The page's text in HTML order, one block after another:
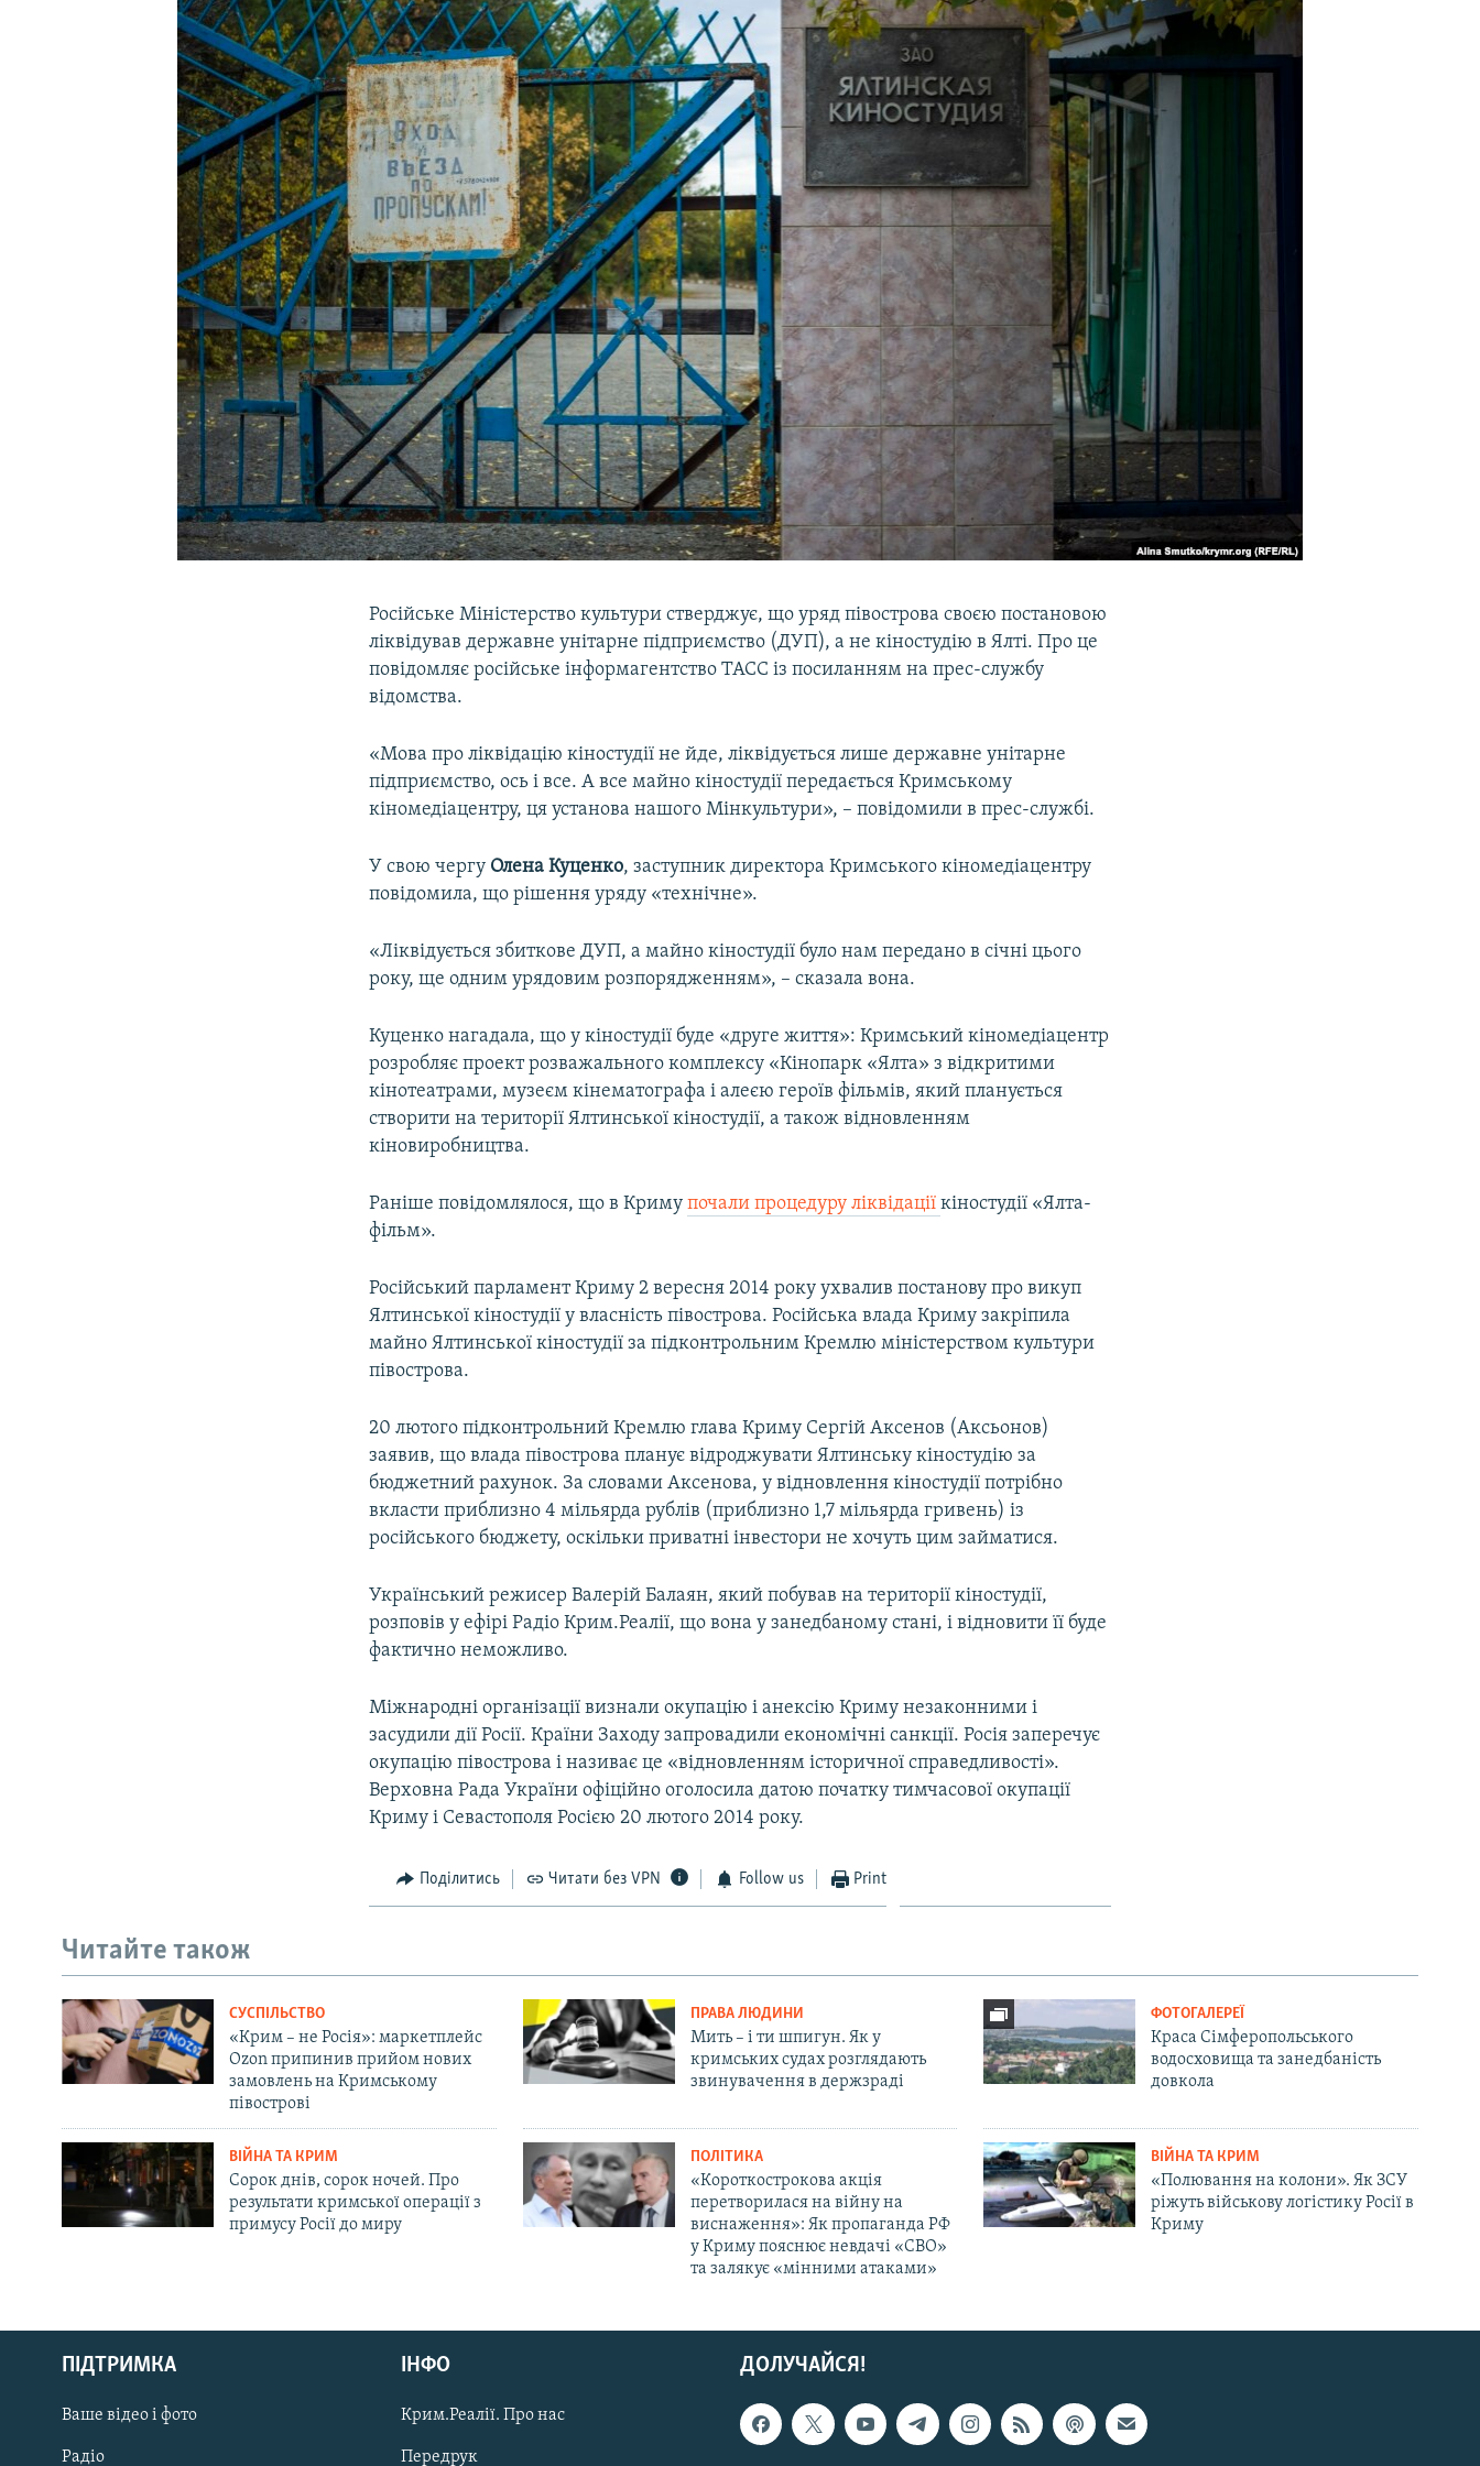
УКРАЇНСЬКА ПРОБЛЕМА КРИМУ
Русский
Qırımtatar
ДОЛУЧАЙСЯ!
Російське Міністерство культури стверджує, що уряд півострова своєю постановою
ліквідував державне унітарне підприємство (ДУП), а не кіностудію в Ялті. Про це
повідомляє російське інформагентство ТАСС із посиланням на прес-службу
відомства.
«Мова про ліквідацію кіностудії не йде, ліквідується лише державне унітарне
підприємство, ось і все. А все майно кіностудії передається Кримському
кіномедіацентру, ця установа нашого Мінкультури», – повідомили в прес-службі.
У свою чергу Олена Куценко, заступник директора Кримського кіномедіацентру
повідомила, що рішення уряду «технічне».
«Ліквідується збиткове ДУП, а майно кіностудії було нам передано в січні цього
року, ще одним урядовим розпорядженням», – сказала вона.
Куценко нагадала, що у кіностудії буде «друге життя»: Кримський кіномедіацентр
розробляє проект розважального комплексу «Кінопарк «Ялта» з відкритими
кінотеатрами, музеєм кінематографа і алеєю героїв фільмів, який планується
створити на території Ялтинської кіностудії, а також відновленням
кіновиробництва.
Раніше повідомлялося, що в Кримупочали процедуру ліквідаціїкіностудії «Ялта-
фільм».
Російський парламент Криму 2 вересня 2014 року ухвалив постанову про викуп
Ялтинської кіностудії у власність півострова. Російська влада Криму закріпила
майно Ялтинської кіностудії за підконтрольним Кремлю міністерством культури
півострова.
20 лютого підконтрольний Кремлю глава Криму Сергій Аксенов (Аксьонов)
заявив, що влада півострова планує відроджувати Ялтинську кіностудію за
бюджетний рахунок. За словами Аксенова, у відновлення кіностудії потрібно
вкласти приблизно 4 мільярда рублів (приблизно 1,7 мільярда гривень) із
російського бюджету, оскільки приватні інвестори не хочуть цим займатися.
Український режисер Валерій Балаян, який побував на території кіностудії,
розповів у ефірі Радіо Крим.Реалії, що вона у занедбаному стані, і відновити її буде
фактично неможливо.
Міжнародні організації визнали окупацію і анексію Криму незаконними і
засудили дії Росії. Країни Заходу запровадили економічні санкції. Росія заперечує
окупацію півострова і називає це «відновленням історичної справедливості».
Верховна Рада України офіційно оголосила датою початку тимчасової окупації
Криму і Севастополя Росією 20 лютого 2014 року.
Поділитись Читати без VPN Follow us Print
Читайте також
СУСПІЛЬСТВО
«Крим – не Росія»: маркетплейс
Ozon припинив прийом нових
замовлень на Кримському
півострові
ПРАВА ЛЮДИНИ
Мить – і ти шпигун. Як у
кримських судах розглядають
звинувачення в держзраді
ФОТОГАЛЕРЕЇ
Краса Сімферопольського
водосховища та занедбаність
довкола
ВІЙНА ТА КРИМ
Сорок днів, сорок ночей. Про
результати кримської операції з
примусу Росії до миру
ПОЛІТИКА
«Короткострокова акція
перетворилася на війну на
виснаження»: Як пропаганда РФ
у Криму пояснює невдачі «СВО»
та залякує «мінними атаками»
ВІЙНА ТА КРИМ
«Полювання на колони». Як ЗСУ
ріжуть військову логістику Росії в
Криму
ДОЛУЧАЙСЯ!
ПІДТРИМКА
Ваше відео і фото
Радіо
ІНФО
Крим.Реалії. Про нас
Передрук